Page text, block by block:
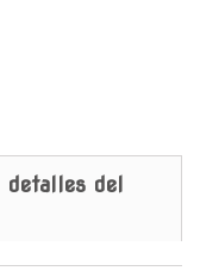
detalles del